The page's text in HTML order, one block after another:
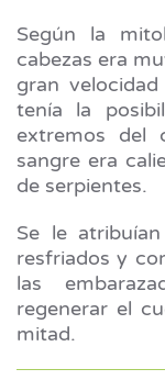
Según la
cabezas era
gran
tenía la
extremos del
sangre era
de serpientes.
Se le
resfriados y
las
regenerar el
mitad.